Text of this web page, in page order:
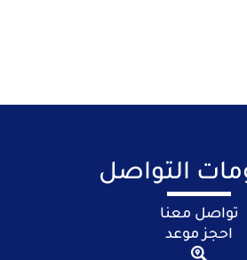
التواصل
تواصل معنا
احجز موعد